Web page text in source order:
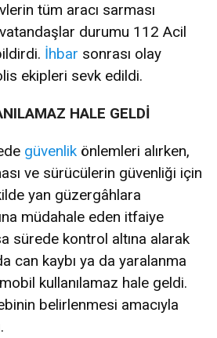
tüm aracı sarması
durumu 112 Acil
İhbar sonrası olay
ekipleri sevk edildi.
HALE GELDİ
güvenlik önlemleri alırken,
ve sürücülerin güvenliği için
yan güzergâhlara
müdahale eden itfaiye
sürede kontrol altına alarak
can kaybı ya da yaralanma
kullanılamaz hale geldi.
belirlenmesi amacıyla